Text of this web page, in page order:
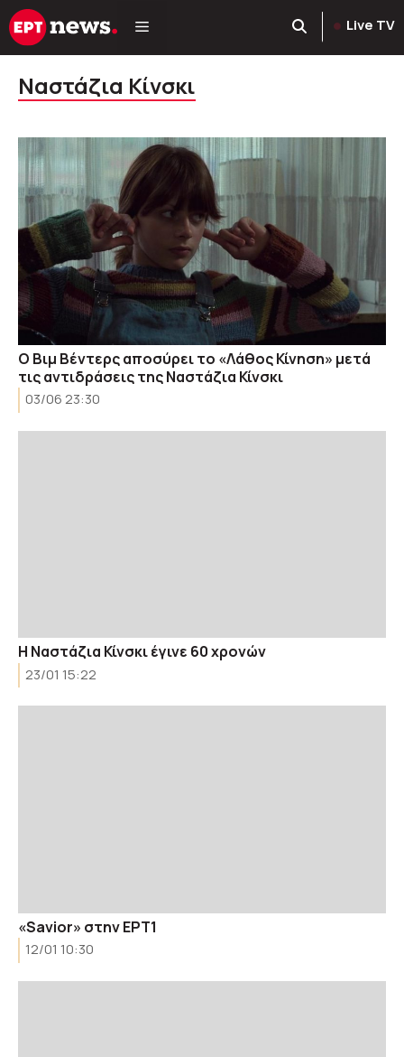
Μετάβαση
σε
Live TV
Ναστάζια Κίνσκι
Ο Βιμ Βέντερς αποσύρει το «Λάθος Κίνηση» μετά
τις αντιδράσεις της Ναστάζια Κίνσκι
03/06 23:30
Η Ναστάζια Κίνσκι έγινε 60 χρονών
23/01 15:22
«Savior» στην ΕΡΤ1
12/01 10:30